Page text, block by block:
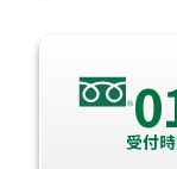
受付